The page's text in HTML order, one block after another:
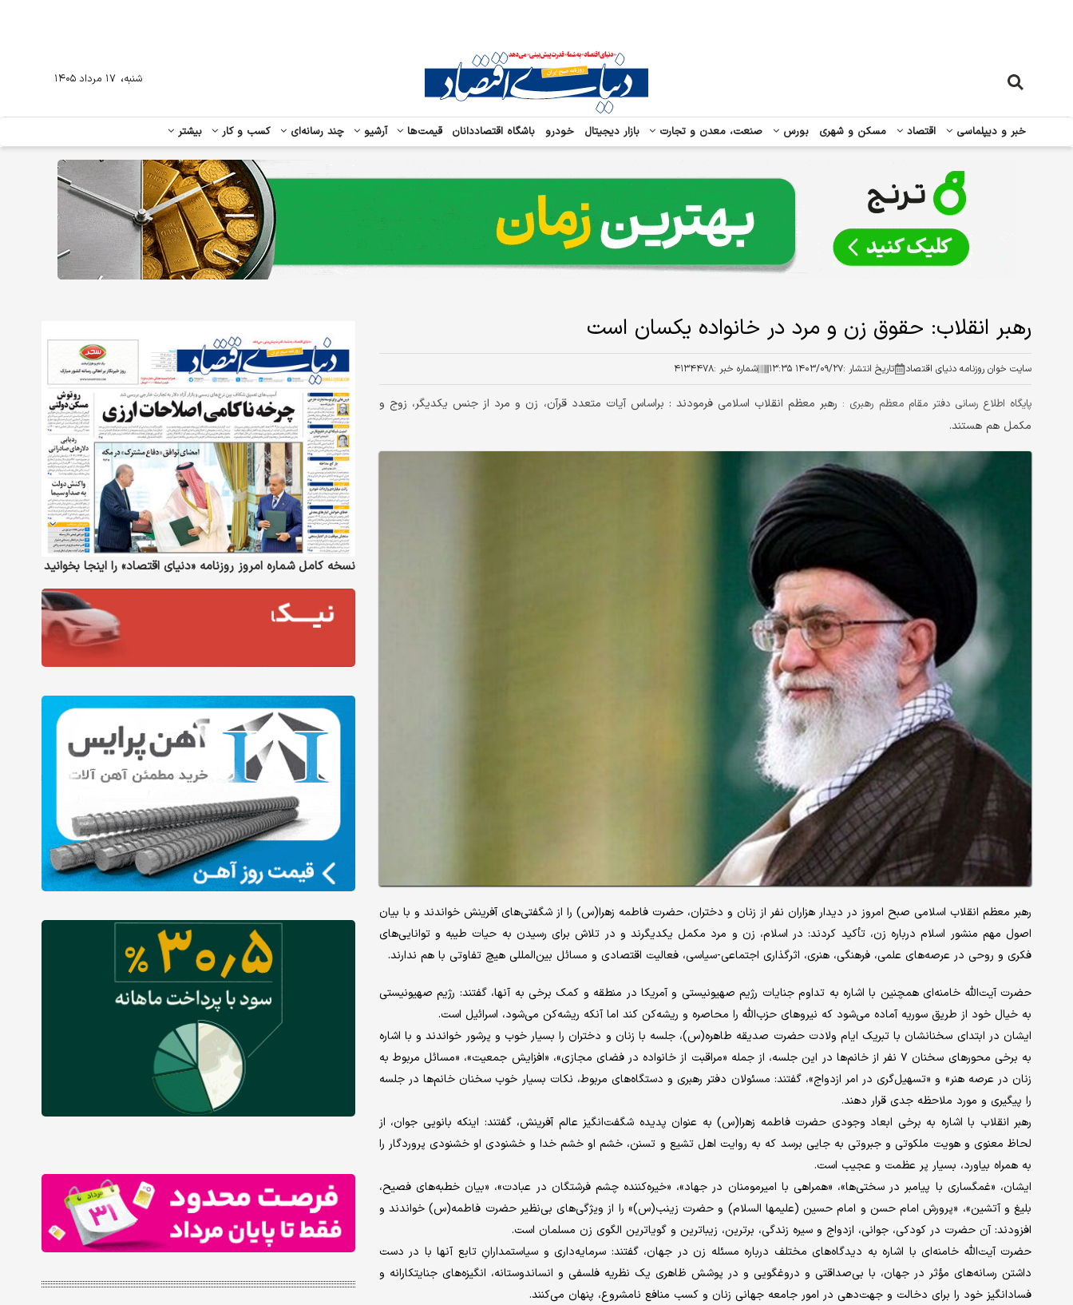
خبر و دیپلماسی اقتصاد مسکن و شهری بورس صنعت، معدن و تجارت بازار دیجیتال خودرو باشگاه اقتصاددانان قیمت‌ها آرشیو چند رسانه‌ای کسب و کار بیشتر
شنبه، ۱۷ مرداد ۱۴۰۵
رهبر انقلاب: حقوق زن و مرد در خانواده یکسان است
سایت خوان روزنامه دنیای اقتصاد تاریخ انتشار :۱۴۰۳/۰۹/۲۷ ۱۳:۳۵ شماره خبر :۴۱۳۴۴۷۸
پایگاه اطلاع رسانی دفتر مقام معظم رهبری : رهبر معظم انقلاب اسلامی فرمودند : براساس آیات متعدد قرآن، زن و مرد از جنس یکدیگر، زوج و
مکمل هم هستند.
رهبر معظم انقلاب اسلامی صبح امروز در دیدار هزاران نفر از زنان و دختران، حضرت فاطمه زهرا(س) را از شگفتی‌های آفرینش خواندند و با بیان
اصول مهم منشور اسلام درباره زن، تأکید کردند: در اسلام، زن و مرد مکمل یکدیگرند و در تلاش برای رسیدن به حیات طیبه و توانایی‌های
فکری و روحی در عرصه‌های علمی،‌ فرهنگی، هنری، اثرگذاری اجتماعی-سیاسی، فعالیت اقتصادی و مسائل بین‌المللی هیچ تفاوتی با هم ندارند.
حضرت آیت‌الله خامنه‌ای همچنین با اشاره به تداوم جنایات رژیم صهیونیستی و آمریکا در منطقه و کمک برخی به آنها، گفتند: رژیم صهیونیستی
به خیال خود از طریق سوریه آماده می‌شود که نیروهای حزب‌الله را محاصره و ریشه‌کن کند اما آنکه ریشه‌کن می‌شود، اسرائیل است.
ایشان در ابتدای سخنانشان با تبریک ایام ولادت حضرت صدیقه طاهره(س)، جلسه با زنان و دختران را بسیار خوب و پرشور خواندند و با اشاره
به برخی محورهای سخنان ۷ نفر از خانم‌ها در این جلسه، از جمله «مراقبت از خانواده در فضای مجازی»، «افزایش جمعیت»، «مسائل مربوط به
زنان در عرصه هنر» و «تسهیل‌گری در امر ازدواج»، گفتند: مسئولان دفتر رهبری و دستگاه‌های مربوط، نکات بسیار خوب سخنان خانم‌ها در جلسه
را پیگیری و مورد ملاحظه جدی قرار دهند.
رهبر انقلاب با اشاره به برخی ابعاد وجودی حضرت فاطمه زهرا(س) به عنوان پدیده شگفت‌انگیز عالم آفرینش، گفتند: اینکه بانویی جوان، از
لحاظ معنوی و هویت ملکوتی و جبروتی به جایی برسد که به روایت اهل تشیع و تسنن، خشم او خشم خدا و خشنودی او خشنودی پروردگار را
به همراه بیاورد، بسیار پر عظمت و عجیب است.
ایشان، «غمگساری با پیامبر در سختی‌ها»، «همراهی با امیرمومنان در جهاد»، «خیره‌کننده چشم فرشتگان در عبادت»، «بیان خطبه‌های فصیح،
بلیغ و آتشین»، «پرورش امام حسن و امام حسین (علیمها السلام) و حضرت زینب(س)» را از ویژگی‌های بی‌نظیر حضرت فاطمه(س) خواندند و
افزودند: آن حضرت در کودکی، جوانی، ازدواج و سیره زندگی، برترین، زیباترین و گویاترین الگوی زن مسلمان است.
حضرت آیت‌الله خامنه‌ای با اشاره به دیدگاه‌های مختلف درباره مسئله زن در جهان، گفتند: سرمایه‌داری و سیاستمدارانِ تابع آنها با در دست
داشتن رسانه‌های مؤثر در جهان، با بی‌صداقتی و دروغگویی و در پوشش ظاهری یک نظریه فلسفی و انساندوستانه، انگیزه‌های جنایتکارانه و
فسادانگیز خود را برای دخالت و جهت‌دهی در امور جامعه جهانی زنان و کسب منافع نامشروع، پنهان می‌کنند.
نسخه کامل شماره امروز روزنامه «دنیای‌ اقتصاد» را اینجا بخوانید